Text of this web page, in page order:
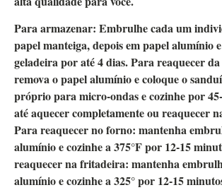
Para armazenar: Embrulhe cada um
papel manteiga, depois em papel alumínio
geladeira por até 4 dias. Para reaquecer
remova o papel alumínio e coloque o
próprio para micro-ondas e cozinhe por
até aquecer completamente ou reaquecer
Para reaquecer no forno: mantenha
alumínio e cozinhe a 375°F por 12-15
reaquecer na fritadeira: mantenha
alumínio e cozinhe a 325° por 12-15